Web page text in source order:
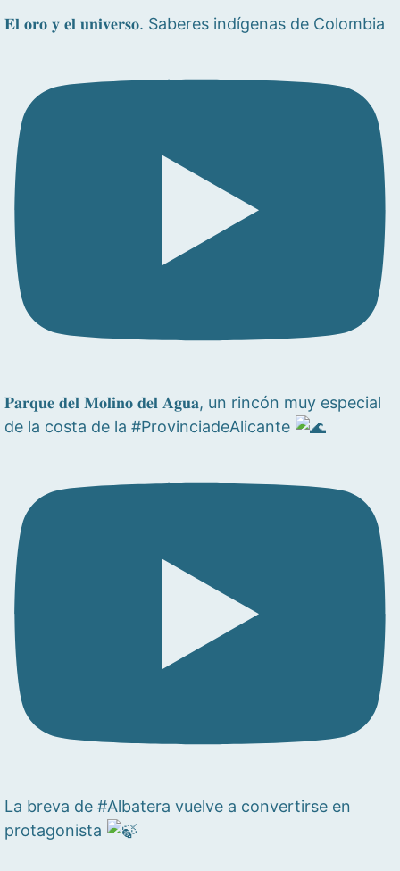
𝐄𝐥 𝐨𝐫𝐨 𝐲 𝐞𝐥 𝐮𝐧𝐢𝐯𝐞𝐫𝐬𝐨. Saberes indígenas de Colombia
𝐏𝐚𝐫𝐪𝐮𝐞 𝐝𝐞𝐥 𝐌𝐨𝐥𝐢𝐧𝐨 𝐝𝐞𝐥 𝐀𝐠𝐮𝐚, un rincón muy especial
de la costa de la #ProvinciadeAlicante
La breva de #Albatera vuelve a convertirse en
protagonista